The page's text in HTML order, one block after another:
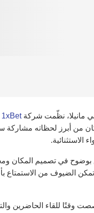
1xBet
من أبرز لحظاته مشاركة
الاستثنائية.
في تصميم المكان
تمكن الضيوف من